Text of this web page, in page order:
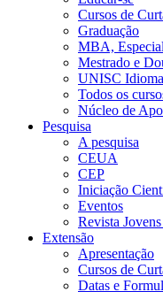
Cursos de
Graduação
MBA,
Mestrado e
UNISC
Todos os
Núcleo de
Pesquisa
A pesquisa
CEUA
CEP
Iniciação
Eventos
Revista
Extensão
Apresentação
Cursos de
Datas e